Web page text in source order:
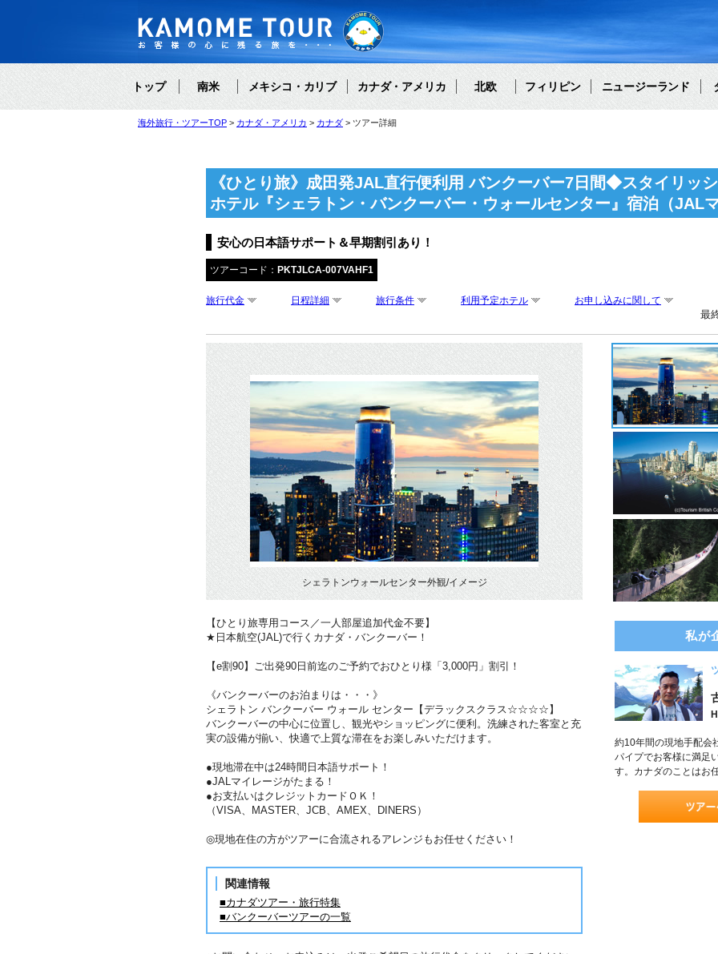
トップ 南米 メキシコ・カリブ カナダ・アメリカ 北欧 フィリピン ニュージーランド
海外旅行・ツアーTOP カナダ・アメリカ カナダ ツアー詳細
《ひとり旅》成田発JAL直行便利用 バンクーバー7日間◆スタイリッ
ホテル『シェラトン・バンクーバー・ウォールセンター』宿泊（JAL
安心の日本語サポート＆早期割引あり！
ツアーコード： PKTJLCA-007VAHF1
旅行代金 日程詳細 旅行条件 利用予定ホテル お申し込みに関して
最
シェラトンウォールセンター外観/イメージ
【ひとり旅専用コース／一人部屋追加代金不要】
★日本航空(JAL)で行くカナダ・バンクーバー！
【e割90】ご出発90日前迄のご予約でおひとり様「3,000円」割引！
《バンクーバーのお泊まりは・・・》
シェラトン バンクーバー ウォール センター【デラックスクラス☆☆☆☆】
バンクーバーの中心に位置し、観光やショッピングに便利。洗練された客室と充
実の設備が揃い、快適で上質な滞在をお楽しみいただけます。
●現地滞在中は24時間日本語サポート！
●JALマイレージがたまる！
●お支払いはクレジットカードＯＫ！
（VISA、MASTER、JCB、AMEX、DINERS）
◎現地在住の方がツアーに合流されるアレンジもお任せください！
関連情報
■カナダツアー・旅行特集
■バンクーバーツアーの一覧
私が
約10年間の現地手配会
パイプでお客様に満足
す。カナダのことはお